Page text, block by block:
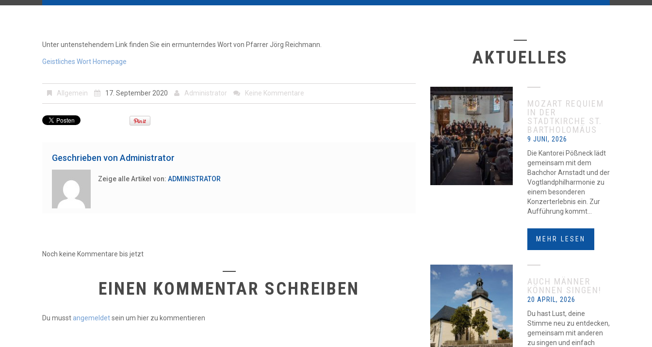
Unter untenstehendem Link finden Sie ein ermunterndes Wort von Pfarrer Jörg Reichmann.
Geistliches Wort Homepage
Allgemein 17. September 2020 Administrator Keine Kommentare
Geschrieben von Administrator
Zeige alle Artikel von: ADMINISTRATOR
Noch keine Kommentare bis jetzt
EINEN KOMMENTAR SCHREIBEN
Du musst angemeldetsein um hier zu kommentieren
AKTUELLES
MOZART REQUIEM
IN DER
STADTKIRCHE ST.
BARTHOLOMÄUS
9 JUNI, 2026
Die Kantorei Pößneck lädt
gemeinsam mit dem
Bachchor Arnstadt und der
Vogtlandphilharmonie zu
einem besonderen
Konzerterlebnis ein. Zur
Aufführung kommt...
MEHR LESEN
AUCH MÄNNER
KÖNNEN SINGEN!
20 APRIL, 2026
Du hast Lust, deine
Stimme neu zu entdecken,
gemeinsam mit anderen
zu singen und einfach